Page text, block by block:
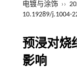
电镀与涂饰 ››
10.19289/j.1004-
预浸对烧
影响